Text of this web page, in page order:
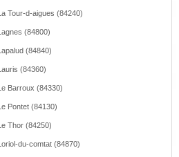
Tour-d-aigues (84240)
(84800)
(84840)
(84360)
Barroux (84330)
Pontet (84130)
Thor (84250)
du-comtat (84870)